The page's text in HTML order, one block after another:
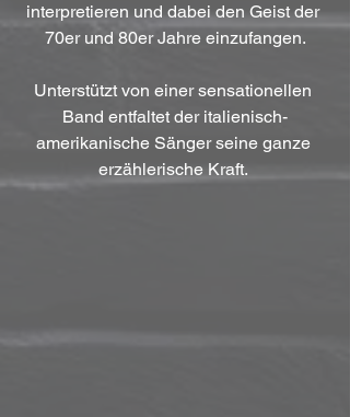
interpretieren und dabei den Geist der
70er und 80er Jahre einzufangen.
Unterstützt von einer sensationellen
Band entfaltet der italienisch-
amerikanische Sänger seine ganze
erzählerische Kraft.